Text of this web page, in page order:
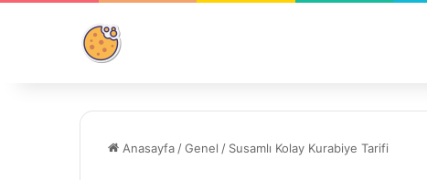
Anasayfa /Genel / Susamlı Kolay Kurabiye Tarifi